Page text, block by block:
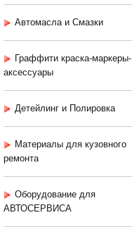
Автомасла и Смазки
Граффити краска-маркеры-
аксессуары
Детейлинг и Полировка
Материалы для кузовного
ремонта
Оборудование для
АВТОСЕРВИСА